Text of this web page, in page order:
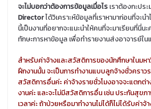
จะไม่บอกว่าต้องการข้อมูลเมื่อไรเราต้องกะปร
Directorได้วิเคราะห์ข้อมูลที่เราหามาก่อนที่จะน
นี้เป็นงานที่อยากจะแนะนำให้คนที่จะมาเรียนที่นี่นะ
ทักษะการหาข้อมูล เพื่อทำรายงานส่งอาจารย์ใน
สำหรับค่าจ้างและสวัสดิการของนักศึกษาในมห
ฝึกงานนั้น จะเป็นการทำงานแบบลูกจ้างชั่วคราว
สวัสดิการอื่นค่ะ ค่าจ้างรายชั่วโมงอาจจะแตกต่
งานค่ะ และจะไม่มีสวัสดิการอื่น เช่น ประกันสุข
เวลาค่ะ ถ้าป่วยหรือมาทำงานไม่ได้ก็ไม่ได้รับค่าจ้